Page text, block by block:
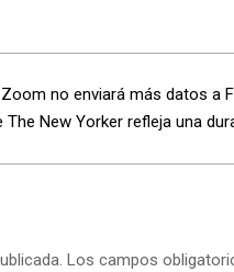
no enviará más datos a
New Yorker refleja una
Los campos